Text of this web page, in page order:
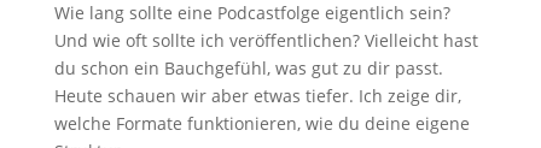
Wie lang sollte eine Podcastfolge eigentlich sein?
Und wie oft sollte ich veröffentlichen? Vielleicht hast
du schon ein Bauchgefühl, was gut zu dir passt.
Heute schauen wir aber etwas tiefer. Ich zeige dir,
welche Formate funktionieren, wie du deine eigene